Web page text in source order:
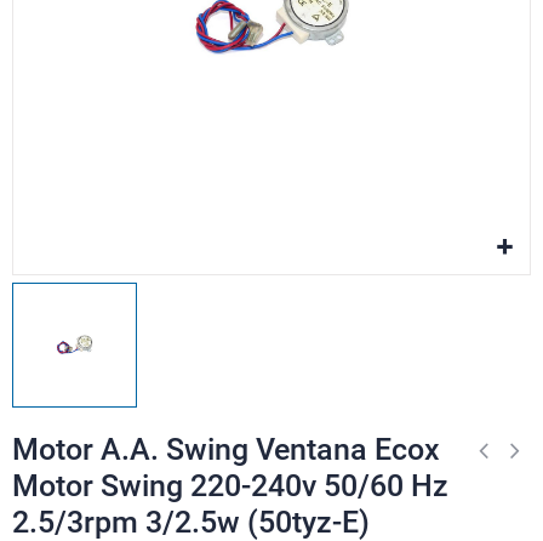
Motor A.A. Swing Ventana Ecox
Motor Swing 220-240v 50/60 Hz
2.5/3rpm 3/2.5w (50tyz-E)